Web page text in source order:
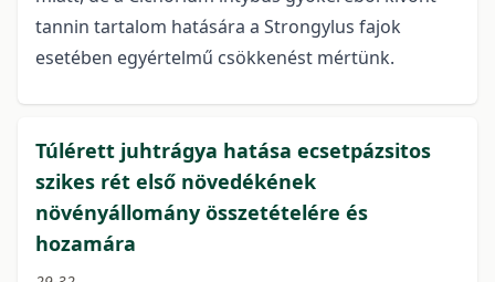
tannin tartalom hatására a Strongylus fajok
esetében egyértelmű csökkenést mértünk.
Túlérett juhtrágya hatása ecsetpázsitos
szikes rét első növedékének
növényállomány összetételére és
hozamára